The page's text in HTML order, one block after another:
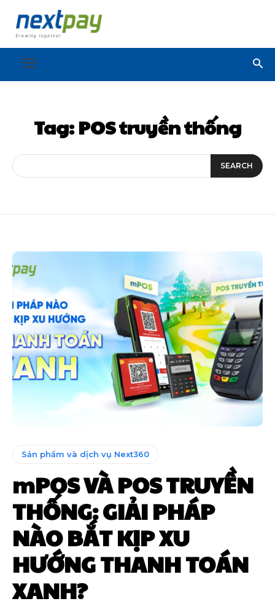
Tag:POS truyền thống
SEARCH
Sản phẩm và dịch vụ Next360
mPOS VÀ POS TRUYỀN
THỐNG: GIẢI PHÁP
NÀO BẮT KỊP XU
HƯỚNG THANH TOÁN
XANH?